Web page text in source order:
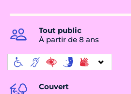
Tout public
À partir de 8 ans
Couvert